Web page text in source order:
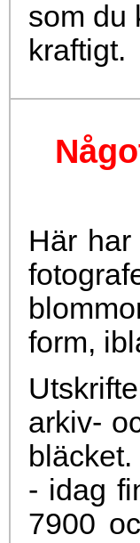
som du
kraftigt.
Här
form,
arkiv-
- idag
7900